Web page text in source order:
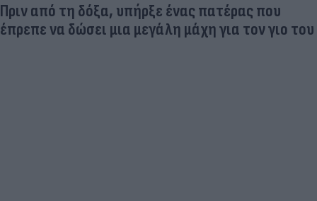
Πριν από τη δόξα, υπήρξε ένας πατέρας που
έπρεπε να δώσει μια μεγάλη μάχη για τον γιο του